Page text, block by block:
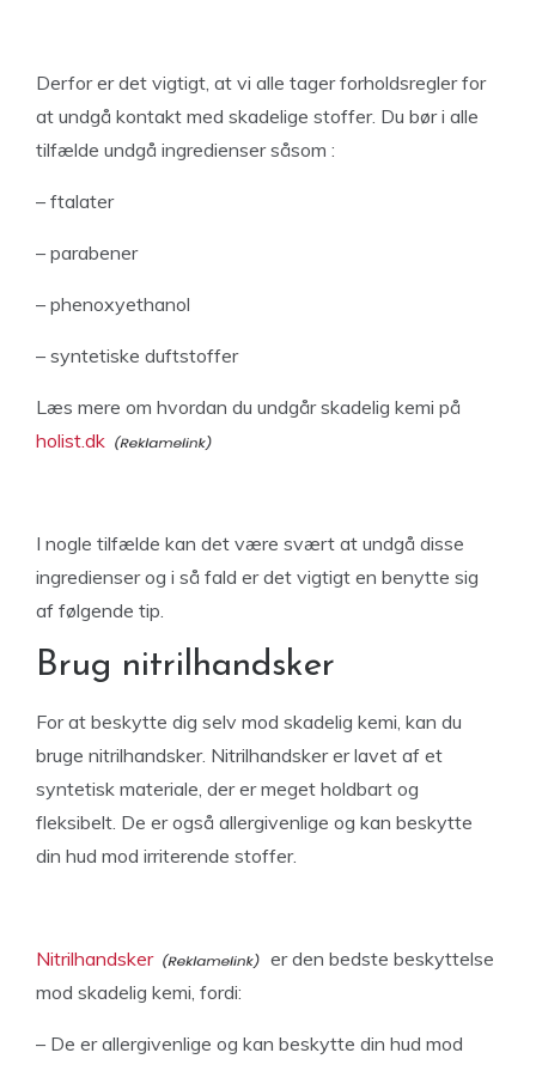
Derfor er det vigtigt, at vi alle tager forholdsregler for
at undgå kontakt med skadelige stoffer. Du bør i alle
tilfælde undgå ingredienser såsom :
– ftalater
– parabener
– phenoxyethanol
– syntetiske duftstoffer
Læs mere om hvordan du undgår skadelig kemi på
holist.dk
I nogle tilfælde kan det være svært at undgå disse
ingredienser og i så fald er det vigtigt en benytte sig
af følgende tip.
Brug nitrilhandsker
For at beskytte dig selv mod skadelig kemi, kan du
bruge nitrilhandsker. Nitrilhandsker er lavet af et
syntetisk materiale, der er meget holdbart og
fleksibelt. De er også allergivenlige og kan beskytte
din hud mod irriterende stoffer.
Nitrilhandsker
er den bedste beskyttelse
mod skadelig kemi, fordi:
– De er allergivenlige og kan beskytte din hud mod